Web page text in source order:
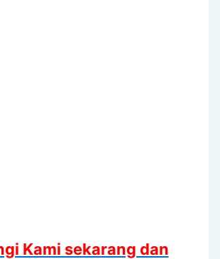
Kami sekarang dan